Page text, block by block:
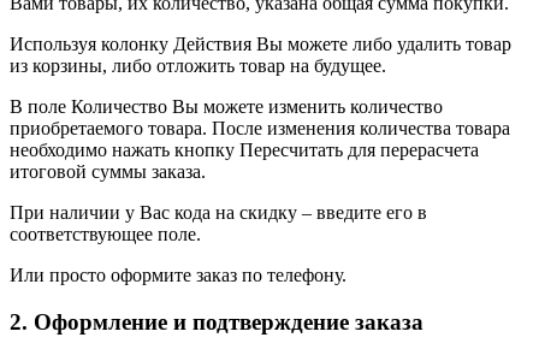
Используя колонку Действия Вы можете либо удалить товар
из корзины, либо отложить товар на будущее.
В поле Количество Вы можете изменить количество
приобретаемого товара. После изменения количества товара
необходимо нажать кнопку Пересчитать для перерасчета
итоговой суммы заказа.
При наличии у Вас кода на скидку – введите его в
соответствующее поле.
Или просто оформите заказ по телефону.
2. Оформление и подтверждение заказа